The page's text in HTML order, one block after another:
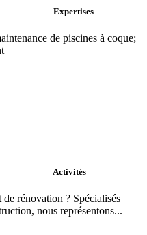
Expertises
de piscines à coque;
Activités
rénovation ? Spécialisés
nous représentons...